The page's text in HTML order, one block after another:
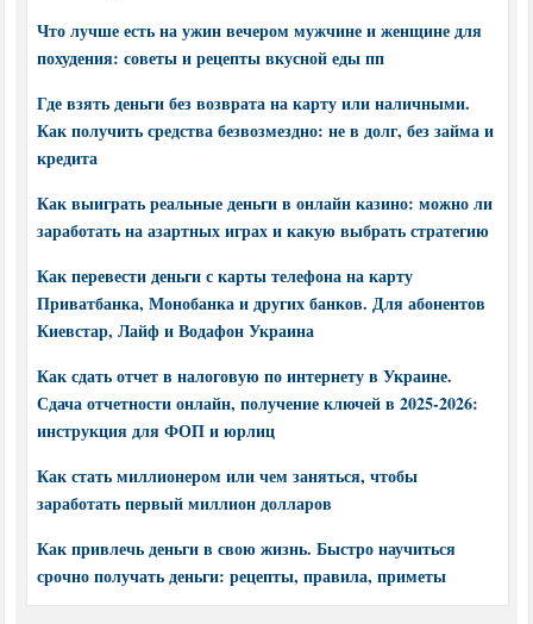
Что лучше есть на ужин вечером мужчине и женщине для
похудения: советы и рецепты вкусной еды пп
Где взять деньги без возврата на карту или наличными.
Как получить средства безвозмездно: не в долг, без займа и
кредита
Как выиграть реальные деньги в онлайн казино: можно ли
заработать на азартных играх и какую выбрать стратегию
Как перевести деньги с карты телефона на карту
Приватбанка, Монобанка и других банков. Для абонентов
Киевстар, Лайф и Водафон Украина
Как сдать отчет в налоговую по интернету в Украине.
Сдача отчетности онлайн, получение ключей в 2025-2026:
инструкция для ФОП и юрлиц
Как стать миллионером или чем заняться, чтобы
заработать первый миллион долларов
Как привлечь деньги в свою жизнь. Быстро научиться
срочно получать деньги: рецепты, правила, приметы